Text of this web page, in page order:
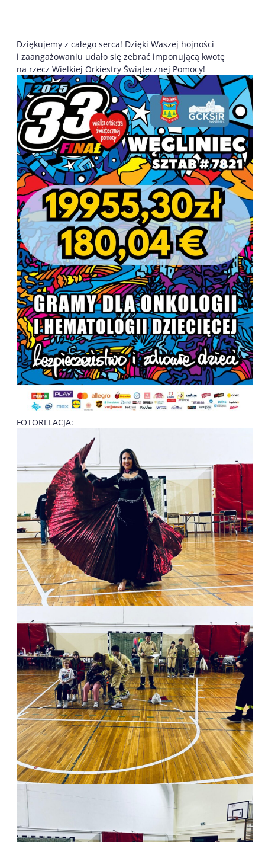
Dziękujemy z całego serca! Dzięki Waszej hojności
i zaangażowaniu udało się zebrać imponującą kwotę
na rzecz Wielkiej Orkiestry Świątecznej Pomocy!
FOTORELACJA: